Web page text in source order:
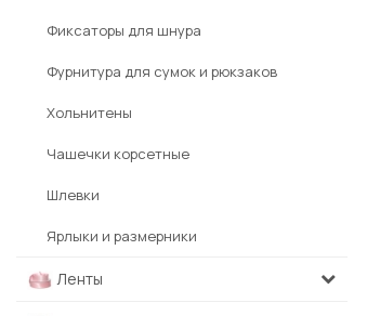
Фиксаторы для шнура
Фурнитура для сумок и рюкзаков
Хольнитены
Чашечки корсетные
Шлевки
Ярлыки и размерники
Ленты